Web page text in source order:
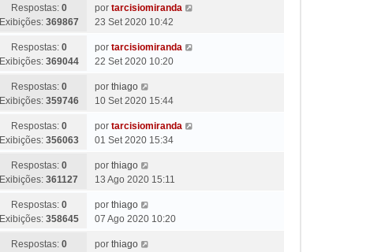
Respostas: 0
Exibições: 369867
por tarcisiomiranda
23 Set 2020 10:42
Respostas: 0
Exibições: 369044
por tarcisiomiranda
22 Set 2020 10:20
Respostas: 0
Exibições: 359746
por thiago
10 Set 2020 15:44
Respostas: 0
Exibições: 356063
por tarcisiomiranda
01 Set 2020 15:34
Respostas: 0
Exibições: 361127
por thiago
13 Ago 2020 15:11
Respostas: 0
Exibições: 358645
por thiago
07 Ago 2020 10:20
Respostas: 0
por thiago